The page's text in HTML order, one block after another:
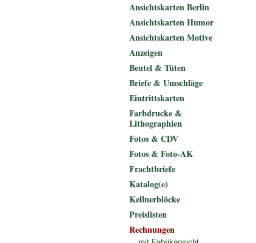
Ansichtskarten Berlin
Ansichtskarten Humor
Ansichtskarten Motive
Anzeigen
Beutel & Tüten
Briefe & Umschläge
Eintrittskarten
Farbdrucke &
Lithographien
Fotos & CDV
Fotos & Foto-AK
Frachtbriefe
Katalog(e)
Kellnerblöcke
Preislisten
Rechnungen